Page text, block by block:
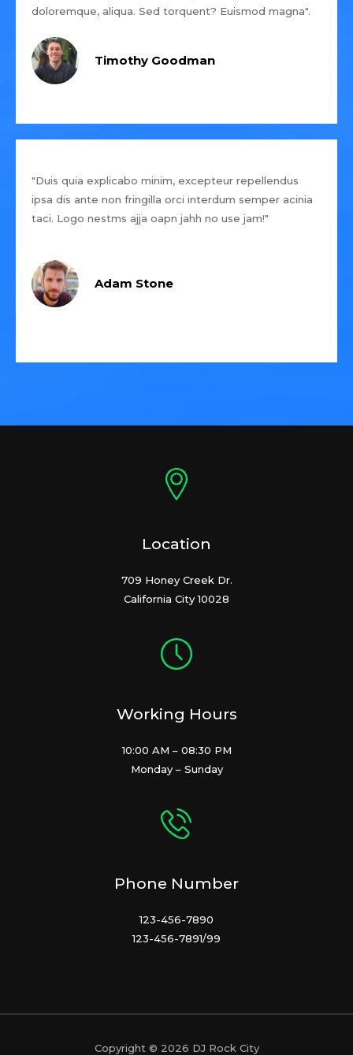
doloremque, aliqua. Sed torquent? Euismod magna".
Timothy Goodman
"Duis quia explicabo minim, excepteur repellendus
ipsa dis ante non fringilla orci interdum semper acinia
taci. Logo nestms ajja oapn jahh no use jam!"
Adam Stone
Location
709 Honey Creek Dr.
California City 10028
Working Hours
10:00 AM – 08:30 PM
Monday – Sunday
Phone Number
123-456-7890
123-456-7891/99
Copyright © 2026 DJ Rock City